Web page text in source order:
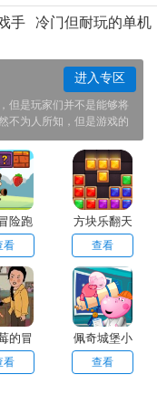
手 冷门但耐玩的单机
但是玩家们并不是能够将
不为人所知，但是游戏的
玩家前来本站之中下载体
进入专区
险跑
看
方块乐翻天
查看
的冒
活
看
佩奇城堡小
英雄
查看